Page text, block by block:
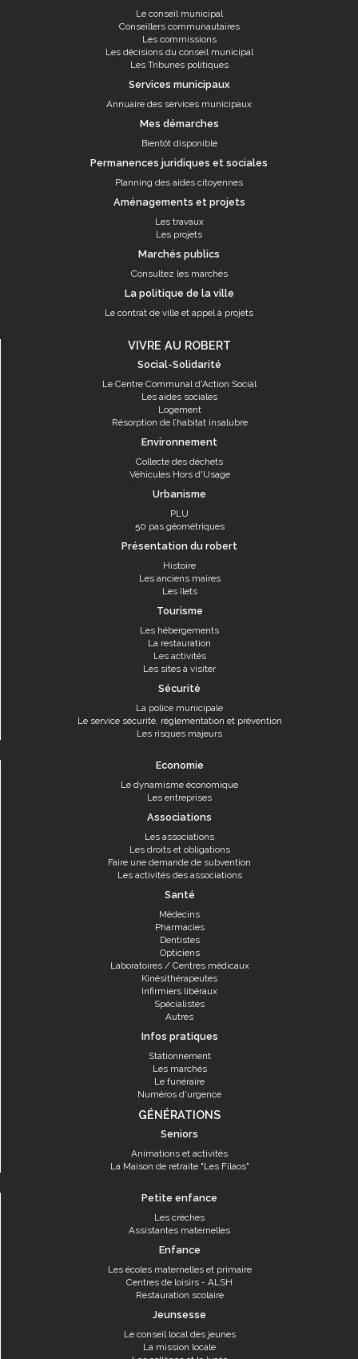
Le conseil municipal
Conseillers communautaires
Les commissions
Les décisions du conseil municipal
Les Tribunes politiques
Services municipaux
Annuaire des services municipaux
Mes démarches
Bientôt disponible
Permanences juridiques et sociales
Planning des aides citoyennes
Aménagements et projets
Les travaux
Les projets
Marchés publics
Consultez les marchés
La politique de la ville
Le contrat de ville et appel à projets
VIVRE AU ROBERT
Social-Solidarité
Le Centre Communal d'Action Social
Les aides sociales
Logement
Résorption de l’habitat insalubre
Environnement
Collecte des déchets
Véhicules Hors d'Usage
Urbanisme
PLU
50 pas géométriques
Présentation du robert
Histoire
Les anciens maires
Les îlets
Tourisme
Les hébergements
La restauration
Les activités
Les sites à visiter
Sécurité
La police municipale
Le service sécurité, réglementation et prévention
Les risques majeurs
Economie
Le dynamisme économique
Les entreprises
Associations
Les associations
Les droits et obligations
Faire une demande de subvention
Les activités des associations
Santé
Médecins
Pharmacies
Dentistes
Opticiens
Laboratoires / Centres médicaux
Kinésithérapeutes
Infirmiers libéraux
Spécialistes
Autres
Infos pratiques
Stationnement
Les marchés
Le funéraire
Numéros d'urgence
GÉNÉRATIONS
Seniors
Animations et activités
La Maison de retraite "Les Filaos"
Petite enfance
Les crèches
Assistantes maternelles
Enfance
Les écoles maternelles et primaire
Centres de loisirs - ALSH
Restauration scolaire
Jeunsesse
Le conseil local des jeunes
La mission locale